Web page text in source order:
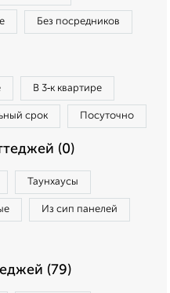
Без посредников
В 3‑к квартире
срок Посуточно
(0)
Таунхаусы
Из сип панелей
(79)